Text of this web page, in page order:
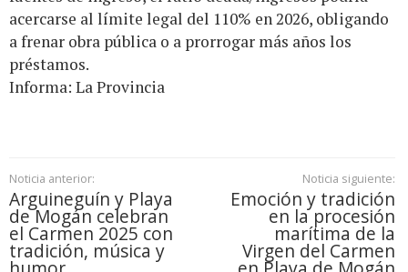
acercarse al límite legal del 110% en 2026, obligando
a frenar obra pública o a prorrogar más años los
préstamos.
Informa: La Provincia
Noticia anterior:
Arguineguín y Playa
de Mogán celebran
el Carmen 2025 con
tradición, música y
Noticia siguiente:
Emoción y tradición
en la procesión
marítima de la
Virgen del Carmen